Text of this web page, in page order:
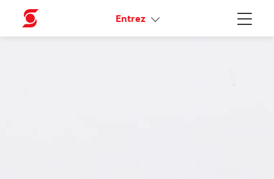
Menu
Entrez Liens connexes